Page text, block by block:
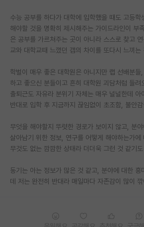
인문사회 계열 게시판
특수/전문대학원 게시판
반도체/AI 게시판
장학금/장학생 게시판
학술 정보 게시판
홍보 게시판
커리어
유학교육
수능 공부를 하다가 대학에 입학했을 때도 고등학
해야할 것을 명확히 제시해주는 가이드라인이 부
은 공부를 가르쳐주는 곳이 아니라 스스로 찾고
교와 대학교때 느꼈던 갭의 차이를 또다시 느끼는
학벌이 매우 좋은 대학원은 아니지만 랩 선배분들
하고 좋으신 분들이고 흔히 대학원 괴담처럼 들려
출퇴근도 자유라 분위기 자체는 매우 널널한데 아
반대로 입학 후 지금까지 끊임없이 초조함, 불안
무엇을 해야할지 뚜렷한 경로가 보이지 않고, 분
살아남기 위한 정보, 연구를 어떻게 해야하는가
무것도 없는 깜깜한 상태라 더더욱 그런 것 같기
동기는 아는 정보가 많은 것 같고, 분야에 대한 흥
데 저는 완전히 반대라 매일마다 자존감이 많이